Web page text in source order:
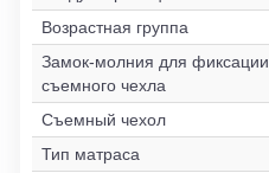
Возрастная группа
Замок-молния для фиксации
съемного чехла
Съемный чехол
Тип матраса